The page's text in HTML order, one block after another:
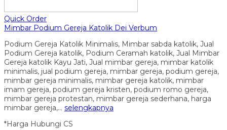
Quick Order
Mimbar Podium Gereja Katolik Dei Verbum
Podium Gereja Katolik Minimalis, Mimbar sabda katolik, Jual
Podium Gereja katolik, Podium Ceramah katolik, Jual Mimbar
Gereja katolik Kayu Jati, Jual mimbar gereja, mimbar katolik
minimalis, jual podium gereja, mimbar gereja, podium gereja,
mimbar gereja minimalis, mimbar gereja katolik, mimbar
imam gereja, podium gereja kristen, podium romo gereja,
mimbar gereja protestan, mimbar gereja sederhana, harga
mimbar gereja,… selengkapnya
*Harga Hubungi CS